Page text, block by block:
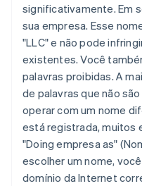
significativamente. Em
sua empresa. Esse
"LLC" e não pode
existentes. Você
palavras proibidas. A
de palavras que não
operar com um nome
está registrada, muitos
"Doing empresa as"
escolher um nome,
domínio da Internet